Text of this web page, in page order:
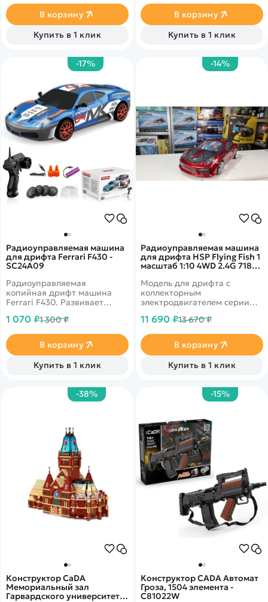
В корзину
Купить в 1 клик
металлические компоненты.
В корзину
Купить в 1 клик
-17%
Радиоуправляемая машина
для дрифта Ferrari F430 -
SC24A09
Радиоуправляемая
копийная дрифт машина
Ferrari F430. Развивает
комплекте присутствуют
Светодиодные фары.
Ёмкость аккумулятора 500
1 070 ₽1 300 ₽
В корзину
Купить в 1 клик
-14%
Радиоуправляемая машина
для дрифта HSP Flying Fish 1
масштаб 1:10 4WD 2.4G 718
Red
Модель для дрифта с
коллекторным
электродвигателем серии
аккумулятор Ni-Mh 7.2V
11 690 ₽13 670 ₽
В корзину
Купить в 1 клик
-38%
Конструктор CaDA
Мемориальный зал
Гарвардского университета
-15%
Конструктор CADA Автомат
Гроза, 1504 элемента -
C81022W